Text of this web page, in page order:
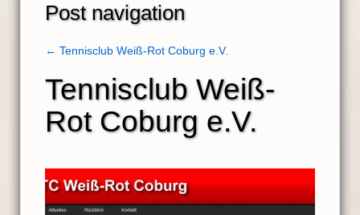
Post navigation
← Tennisclub Weiß-Rot Coburg e.V.
Tennisclub Weiß-
Rot Coburg e.V.